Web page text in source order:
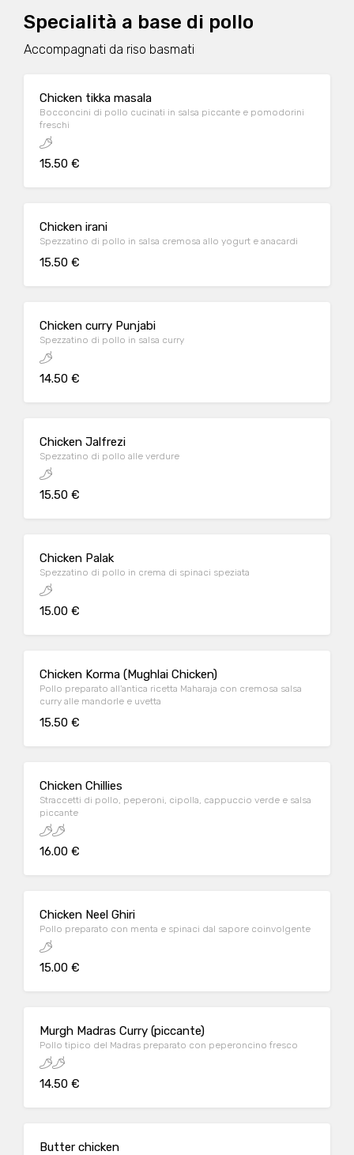
Specialità a base di pollo
Accompagnati da riso basmati
Chicken tikka masala
Bocconcini di pollo cucinati in salsa piccante e pomodorini
freschi
15.50 €
Chicken irani
Spezzatino di pollo in salsa cremosa allo yogurt e anacardi
15.50 €
Chicken curry Punjabi
Spezzatino di pollo in salsa curry
14.50 €
Chicken Jalfrezi
Spezzatino di pollo alle verdure
15.50 €
Chicken Palak
Spezzatino di pollo in crema di spinaci speziata
15.00 €
Chicken Korma (Mughlai Chicken)
Pollo preparato all'antica ricetta Maharaja con cremosa salsa
curry alle mandorle e uvetta
15.50 €
Chicken Chillies
Straccetti di pollo, peperoni, cipolla, cappuccio verde e salsa
piccante
16.00 €
Chicken Neel Ghiri
Pollo preparato con menta e spinaci dal sapore coinvolgente
15.00 €
Murgh Madras Curry (piccante)
Pollo tipico del Madras preparato con peperoncino fresco
14.50 €
Butter chicken